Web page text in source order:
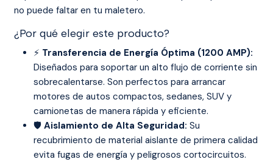
no puede faltar en tu maletero.
¿Por qué elegir este producto?
⚡ Transferencia de Energía Óptima (1200 AMP):
Diseñados para soportar un alto flujo de corriente sin
sobrecalentarse. Son perfectos para arrancar
motores de autos compactos, sedanes, SUV y
camionetas de manera rápida y eficiente.
🛡️ Aislamiento de Alta Seguridad: Su
recubrimiento de material aislante de primera calidad
evita fugas de energía y peligrosos cortocircuitos.